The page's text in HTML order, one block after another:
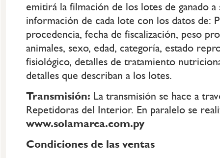
emitirá la filmación de los lotes de ganado a
información de cada lote con los datos de:
procedencia, fecha de fiscalización, peso
animales, sexo, edad, categoría, estado
fisiológico, detalles de tratamiento
detalles que describan a los lotes.
Transmisión: La transmisión se hace a
Repetidoras del Interior. En paralelo se
www.solamarca.com.py
Condiciones de las ventas